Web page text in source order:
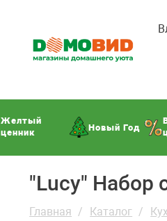
Желтый
ценник
Новый Год
"Lucy" Набор
Главная Каталог